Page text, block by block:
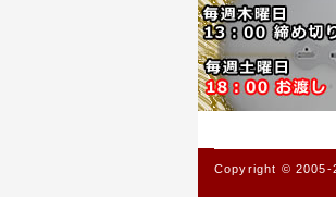
Copyright © 2005-